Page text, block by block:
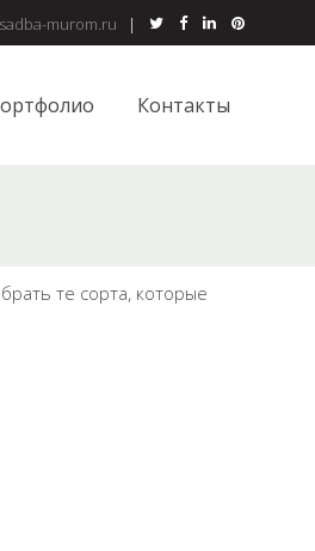
murom.ru |
Контакты
те сорта, которые